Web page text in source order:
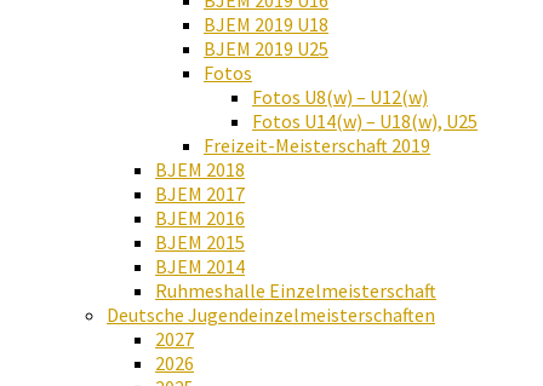
BJEM 2019 U18
BJEM 2019 U25
Fotos
Fotos U8(w) – U12(w)
Fotos U14(w) – U18(w), U25
Freizeit-Meisterschaft 2019
BJEM 2018
BJEM 2017
BJEM 2016
BJEM 2015
BJEM 2014
Ruhmeshalle Einzelmeisterschaft
Deutsche Jugendeinzelmeisterschaften
2027
2026